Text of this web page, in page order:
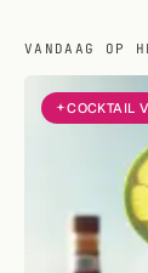
Cocktail glazen
Cocktail boeken
Cocktail bar
Eenheden
VANDAAG OP
COCKTAIL